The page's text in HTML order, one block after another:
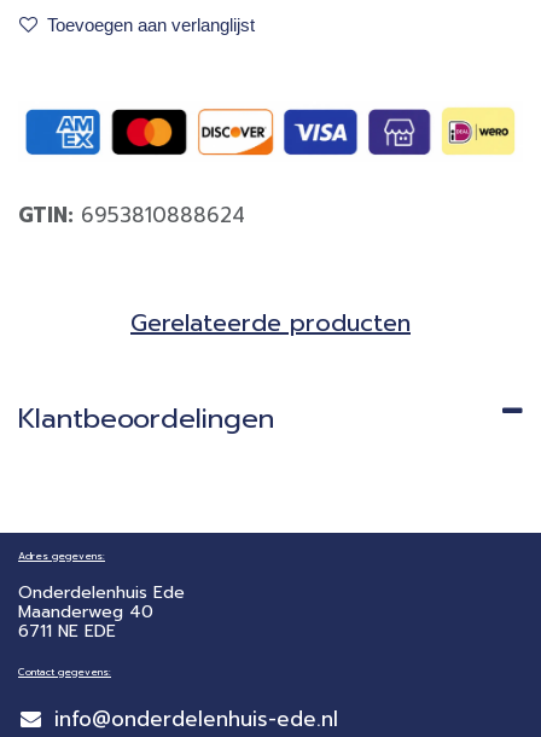
Toevoegen aan verlanglijst
GTIN: 6953810888624
Gerela​teerde producten​
Klantbeoordelingen
Adres gegevens:
Onderdelenhuis Ede
Maanderweg 40
6711 NE EDE
Contact gegevens:
info@onderdelenhuis-ede.nl